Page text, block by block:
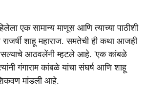
एक सामान्य माणूस आणि त्याच्या पाठीशी
शाहू महाराज. समतेची ही कथा आजही
आठवलेंनी म्हटले आहे. 'एक कांबळे
गंगाराम कांबळे यांचा संघर्ष आणि शाहू
मांडली आहे.